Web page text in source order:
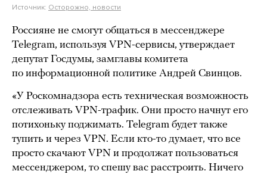
Источник: Осторожно, новости
Россияне не смогут общаться в мессенджере
Telegram, используя VPN-сервисы, утверждает
депутат Госдумы, замглавы комитета
по информационной политике Андрей Свинцов.
«У Роскомнадзора есть техническая возможность
отслеживать VPN-трафик. Они просто начнут его
потихоньку поджимать. Telegram будет также
тупить и через VPN. Если кто-то думает, что все
просто скачают VPN и продолжат пользоваться
мессенджером, то спешу вас расстроить. Ничего